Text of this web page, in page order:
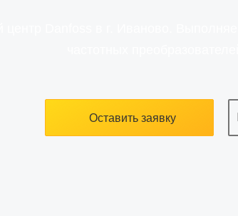
Оставить заявку